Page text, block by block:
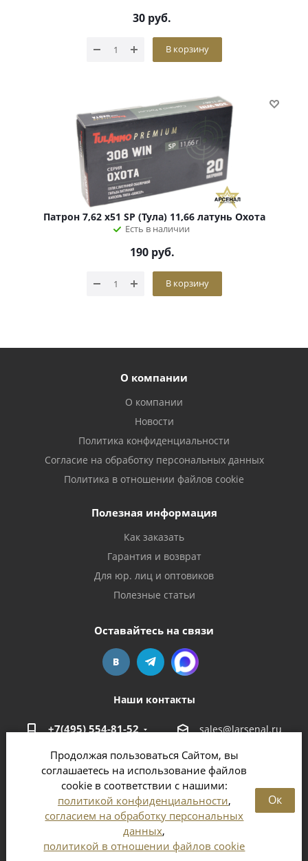
Продолжая пользоваться Сайтом, вы
соглашаетесь на использование файлов
cookie в соответствии с нашими:
политикой конфиденциальности,
согласием на обработку персональных
данных,
политикой в отношении файлов cookie
Ок
30 руб.
В корзину
Патрон 7,62 х51 SP (Тула) 11,66 латунь Охота
Есть в наличии
190руб.
В корзину
О компании
О компании
Новости
Политика конфиденциальности
Согласие на обработку персональных данных
Политика в отношении файлов cookie
Полезная информация
Как заказать
Гарантия и возврат
Для юр. лиц и оптовиков
Полезные статьи
Оставайтесь на связи
Наши контакты
+7(495) 554-81-52 sales@larsenal.ru
Московская область,
г. Люберцы,
ул. Хлебозаводская, 8 Б